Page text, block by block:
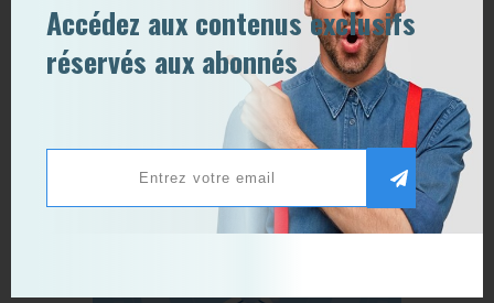
Apple souhaite améliorer la
sécurité des mots de passe
Accédez aux contenus exclusifs
réservés aux abonnés